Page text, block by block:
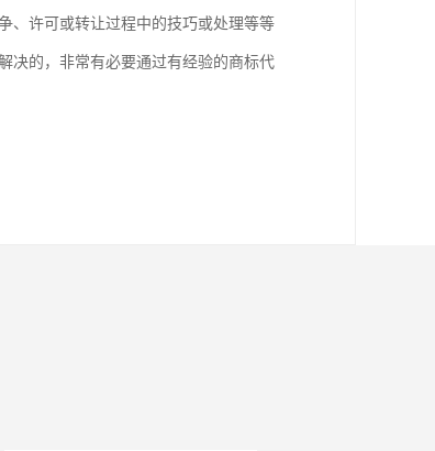
、许可或转让过程中的技巧或处理等等
决的，非常有必要通过有经验的商标代